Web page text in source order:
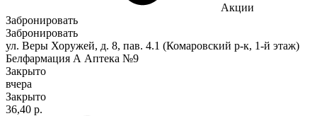
Акции
Забронировать
Забронировать
ул. Веры Хоружей, д. 8, пав. 4.1 (Комаровский р-к, 1-й этаж)
Белфармация А Аптека №9
Закрыто
вчера
Закрыто
36,40 р.